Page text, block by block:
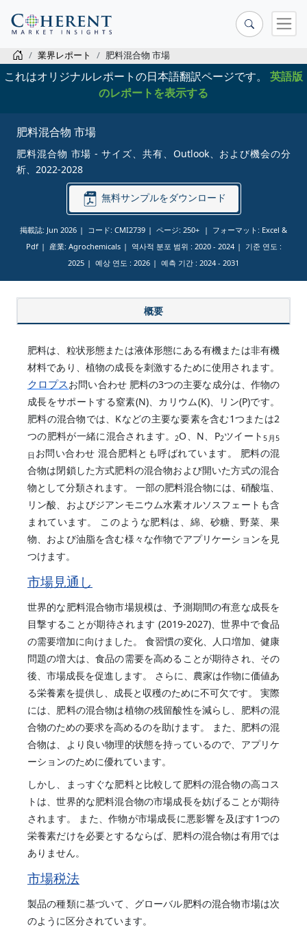
業界レポート 肥料混合物 市場
これはオリジナルレポートの日本語翻訳ページです。 英語版
のレポートを表示する
肥料混合物 市場
肥料混合物 市場 - サイズ、共有、Outlook、および機会の分
析、2022-2028
無料サンプルをダウンロード
掲載誌: Jun 2026 コード: CMI2739 ページ: 250+
フォーマット: Excel &
Pdf
産業: Agrochemicals 역사적 분포 범위 : 2020 - 2024
기준 연도 :
2025
예상 연도 : 2026 예측 기간 : 2024 - 2031
概要
肥料は、粒状形態または液体形態にある有機または非有機
材料であり、植物の成長を刺激するために使用されます。
クロプスお問い合わせ 肥料の3つの主要な成分は、作物の
成長をサポートする窒素(N)、カリウム(K)、リン(P)です。
肥料の混合物では、Kなどの主要な要素を含む1つまたは2
つの肥料が一緒に混合されます。2O、N、P2ツイート5月5
日 お問い合わせ 混合肥料とも呼ばれています。 肥料の混
合物は閉鎖した方式肥料の混合物および開いた方式の混合
物として分類されます。 一部の肥料混合物には、硝酸塩、
リン酸、およびジアンモニウム水素オルソスフェートも含
まれています。 このような肥料は、綿、砂糖、野菜、果
物、および油脂を含む様々な作物でアプリケーションを見
つけます。
市場見通し
世界的な肥料混合物市場規模は、予測期間の有意な成長を
目撃することが期待されます (2019-2027)、世界中で食品
の需要増加に向けました。 食習慣の変化、人口増加、健康
問題の増大は、食品の需要を高めることが期待され、その
後、市場成長を促進します。 さらに、農家は作物に価値あ
る栄養素を提供し、成長と収穫のために不可欠です。 実際
には、肥料の混合物は植物の残留酸性を減らし、肥料の混
合物のための要求を高めるのを助けます。 また、肥料の混
合物は、より良い物理的状態を持っているので、アプリケ
ーションのために優れています。
しかし、まっすぐな肥料と比較して肥料の混合物の高コス
トは、世界的な肥料混合物の市場成長を妨げることが期待
されます。 また、作物が市場成長に悪影響を及ぼす1つの
栄養素だけを必要とするならば、肥料の混合物は有用では
ありません。
市場税法
製品の種類に基づいて、グローバル肥料の混合物市場は次
のように区分されています。